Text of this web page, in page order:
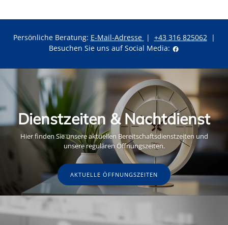
Persönliche Beratung: E-Mail-Adresse | +43 316 825062|
Besuchen Sie uns auf Social Media:
Dienstzeiten & Nachtdienst
Hier finden Sie unsere aktuellen Bereitschaftsdienstzeiten und
unsere regulären Öffnungszeiten.
AKTUELLE ÖFFNUNGSZEITEN